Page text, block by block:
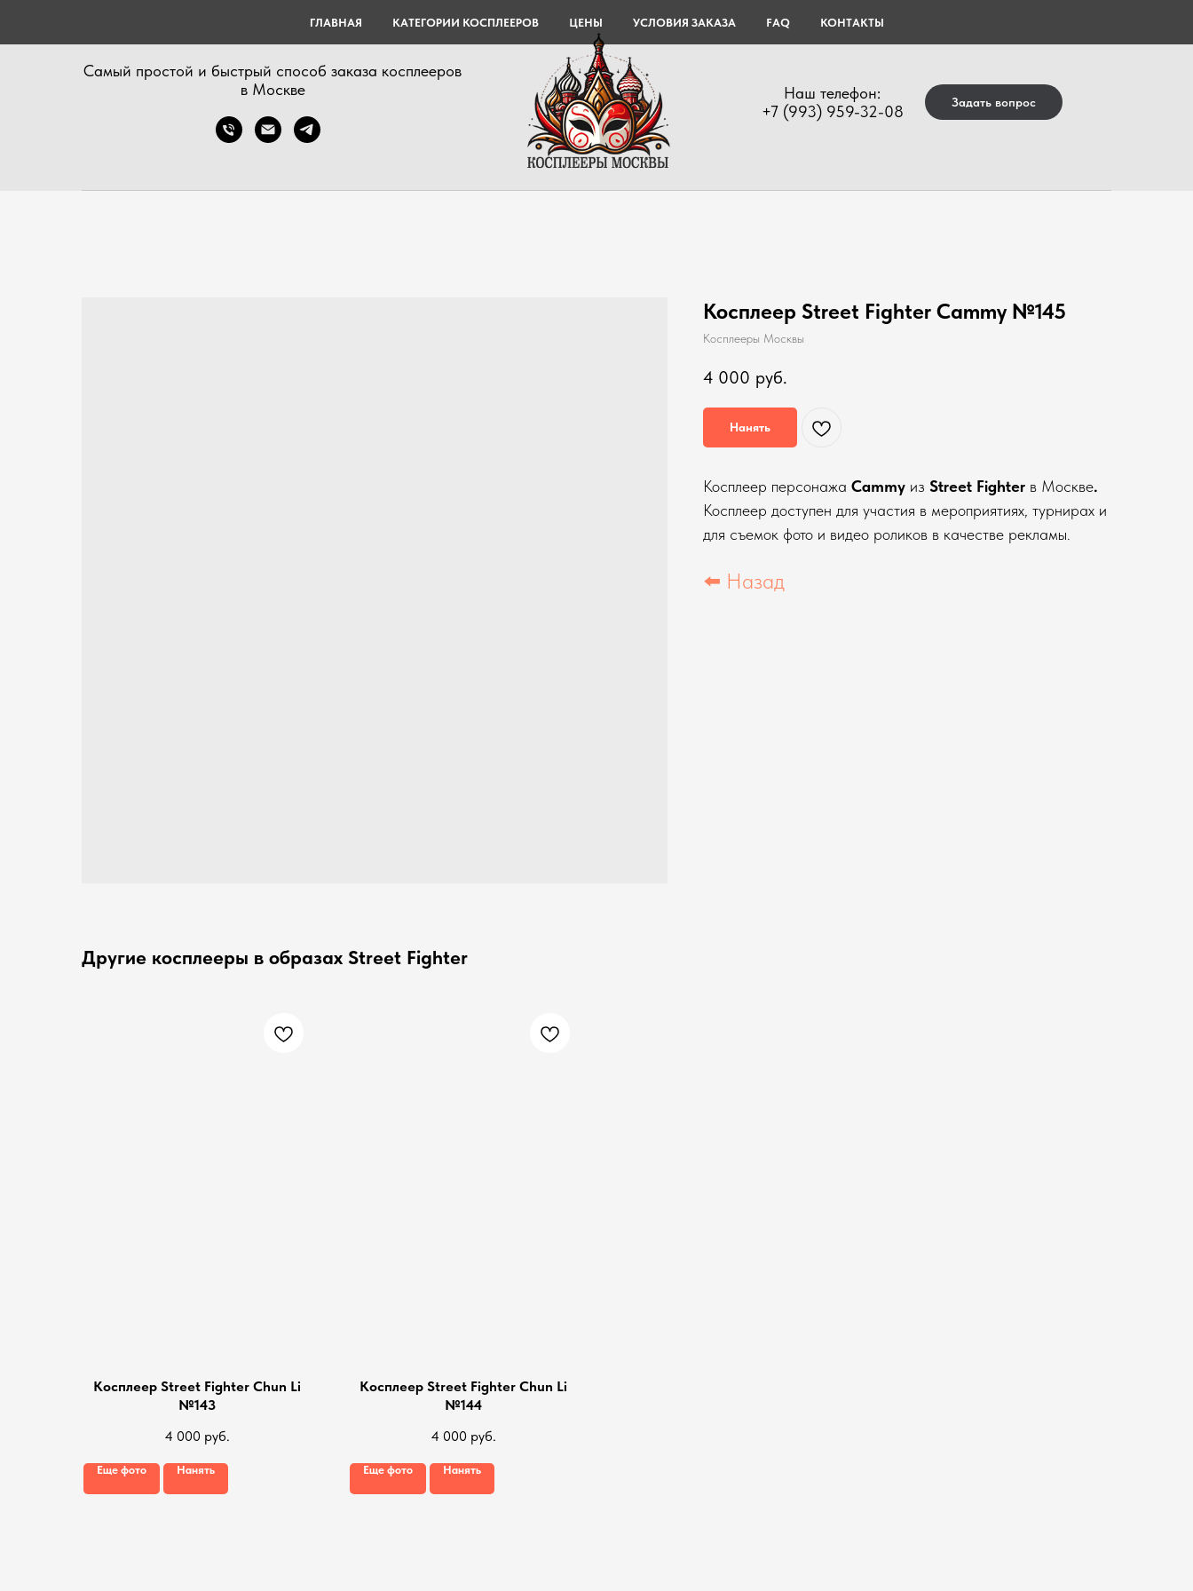
Самый простой и быстрый способ заказа косплееров
в Москве
Наш телефон:
+7 (993) 959-32-08
Задать вопрос
ГЛАВНАЯ КАТЕГОРИИ КОСПЛЕЕРОВ ЦЕНЫ УСЛОВИЯ ЗАКАЗА FAQ КОНТАКТЫ
Косплеер Street Fighter Cammy №145
Косплееры Москвы
4 000 руб.
Нанять
Косплеер персонажа Cammy из Street Fighter в Москве.
Косплеер доступен для участия в мероприятиях, турнирах и
для съемок фото и видео роликов в качестве рекламы.
⬅️ Назад
Другие косплееры в образах Street Fighter
Косплеер Street Fighter Chun Li
№143
4 000 руб.
Еще фото Нанять
Косплеер Street Fighter Chun Li
№144
4 000 руб.
Еще фото Нанять